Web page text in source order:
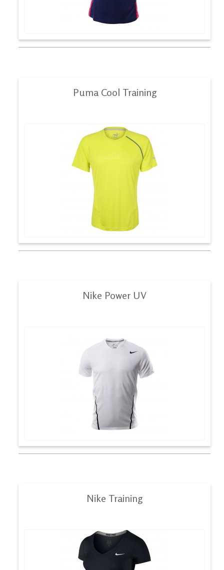
Puma Cool Training
Nike Power UV
Nike Training